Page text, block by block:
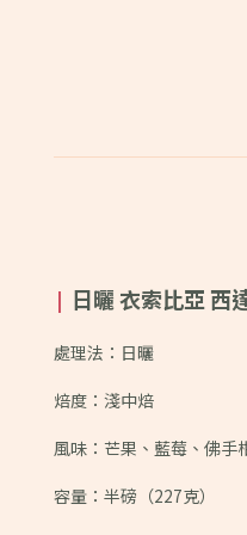
| 日曬 衣索比亞 西
處理法：日曬
焙度：淺中焙
風味： 芒果、藍莓、佛手
容量：半磅（227克）